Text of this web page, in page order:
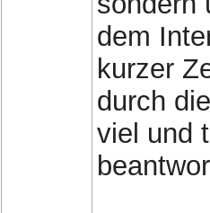
dem
kurzer
durch
viel und